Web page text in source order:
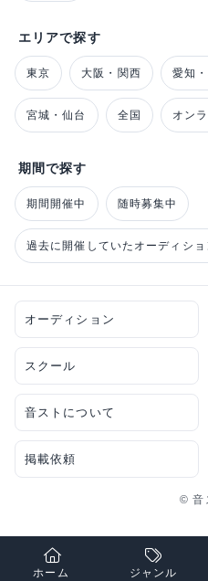
エリアで探す
東京 大阪・関西 愛知
宮城・仙台 全国 オン
期間で探す
期間開催中 随時募集中
過去に開催していたオーディショ
オーディション
スクール
音ストについて
掲載依頼
© 音
ホーム ジャンル